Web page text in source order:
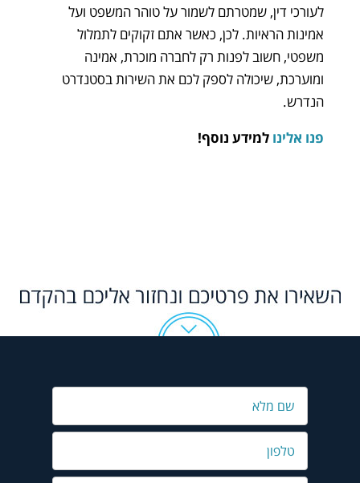
לעורכי דין, שמטרתם לשמור על טוהר המשפט ועל
אמינות הראיות. לכן, כאשר אתם זקוקים לתמלול
משפטי, חשוב לפנות רק לחברה מוכרת, אמינה
ומוערכת, שיכולה לספק לכם את השירות בסטנדרט
הנדרש.
פנו אלינו למידע נוסף!